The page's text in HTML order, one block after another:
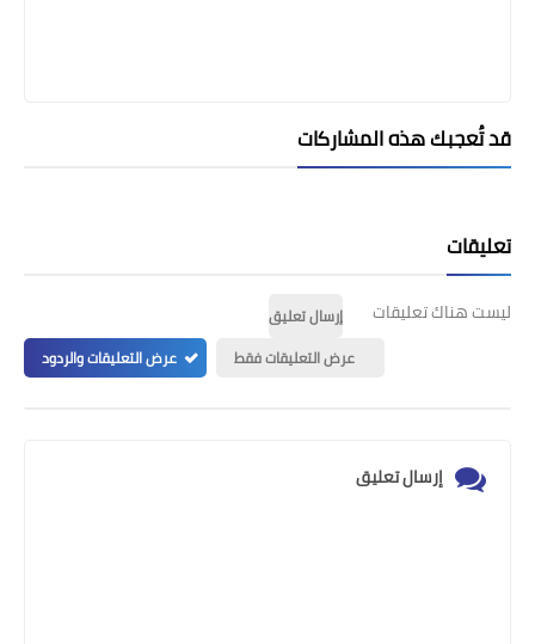
قد تُعجبك هذه المشاركات
تعليقات
ليست هناك تعليقات
إرسال تعليق
عرض التعليقات فقط
عرض التعليقات والردود
إرسال تعليق